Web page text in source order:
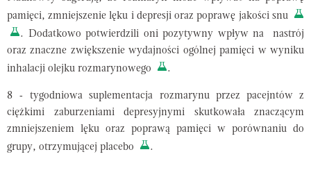
pamięci, zmniejszenie lęku i depresji oraz poprawę jakości snu
. Dodatkowo potwierdzili oni pozytywny wpływ na nastrój
oraz znaczne zwiększenie wydajności ogólnej pamięci w wyniku
inhalacji olejku rozmarynowego
.
8 - tygodniowa suplementacja rozmarynu przez pacejntów z
ciężkimi zaburzeniami depresyjnymi skutkowała znaczącym
zmniejszeniem lęku oraz poprawą pamięci w porównaniu do
grupy, otrzymującej placebo
.